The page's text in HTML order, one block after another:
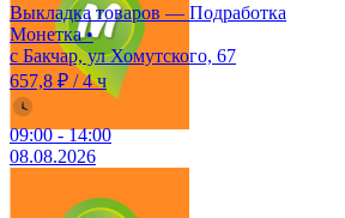
Выкладка товаров — Подработка
Монетка•
с Бакчар, ул Хомутского, 67
657,8 ₽ /4 ч
09:00-14:00
08.08.2026